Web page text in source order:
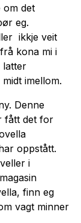
om det
eg.
ikkje veit
kona mi i
latter
imellom.
Denne
fått det for
oppstått.
i
finn eg
vagt minner